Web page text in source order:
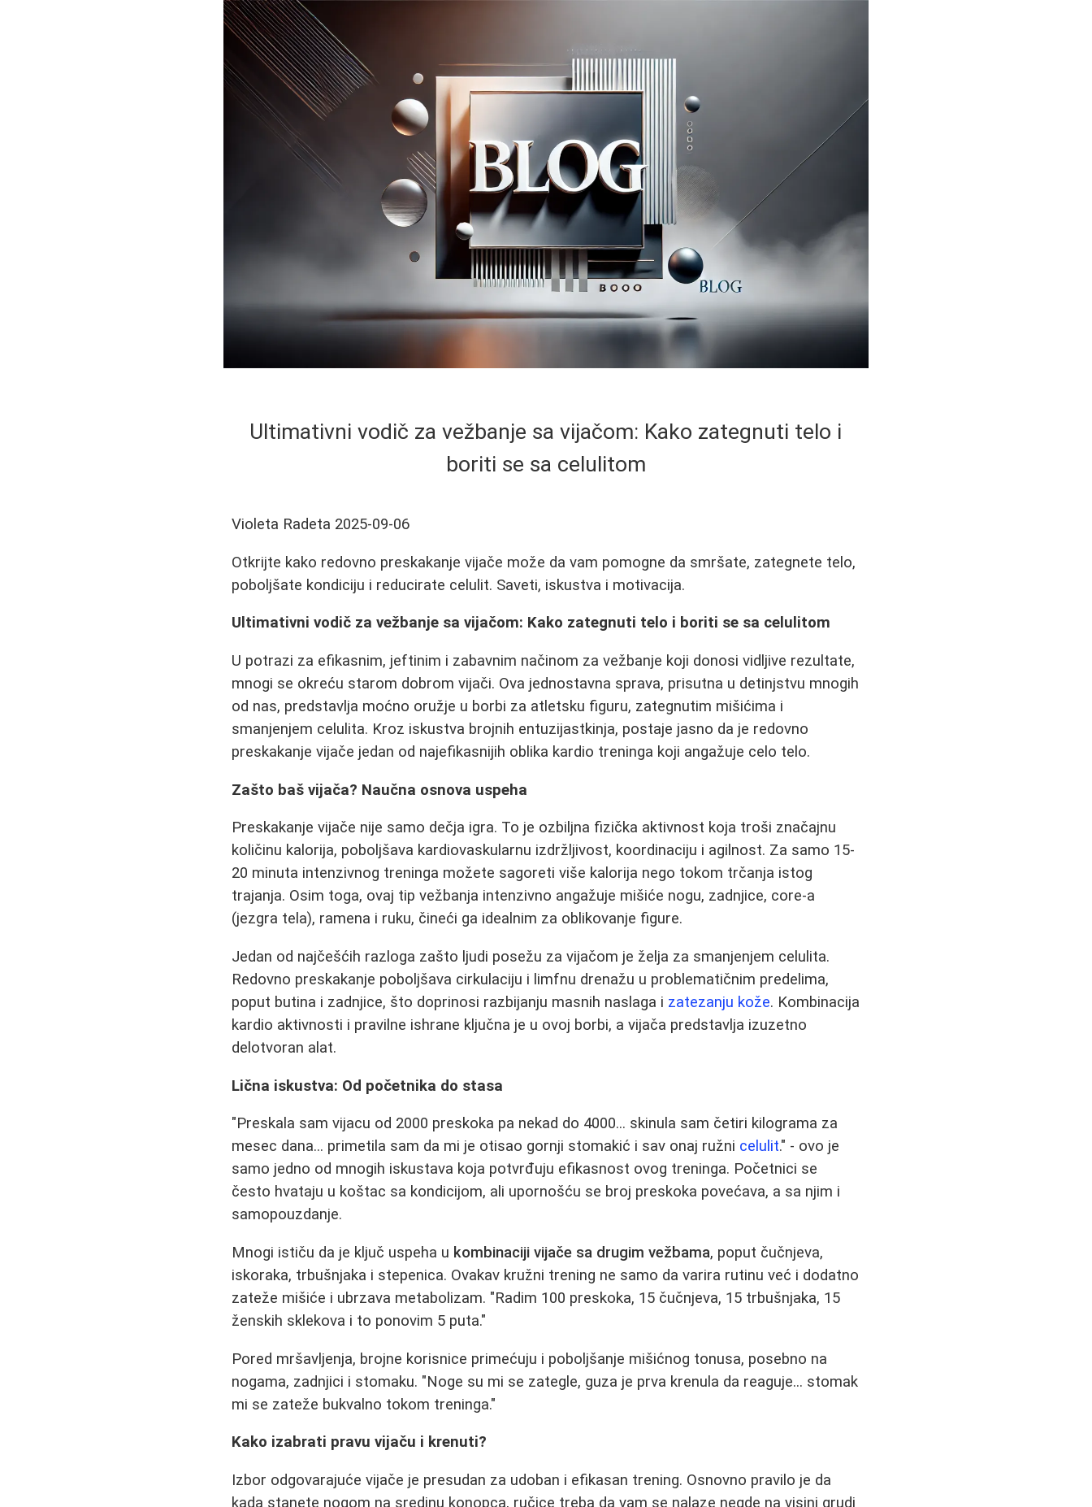
Ultimativni vodič za vežbanje sa vijačom: Kako zategnuti telo i
boriti se sa celulitom
Violeta Radeta 2025-09-06
Otkrijte kako redovno preskakanje vijače može da vam pomogne da smršate, zategnete telo,
poboljšate kondiciju i reducirate celulit. Saveti, iskustva i motivacija.
Ultimativni vodič za vežbanje sa vijačom: Kako zategnuti telo i boriti se sa celulitom
U potrazi za efikasnim, jeftinim i zabavnim načinom za vežbanje koji donosi vidljive rezultate,
mnogi se okreću starom dobrom vijači. Ova jednostavna sprava, prisutna u detinjstvu mnogih
od nas, predstavlja moćno oružje u borbi za atletsku figuru, zategnutim mišićima i
smanjenjem celulita. Kroz iskustva brojnih entuzijastkinja, postaje jasno da je redovno
preskakanje vijače jedan od najefikasnijih oblika kardio treninga koji angažuje celo telo.
Zašto baš vijača? Naučna osnova uspeha
Preskakanje vijače nije samo dečja igra. To je ozbiljna fizička aktivnost koja troši značajnu
količinu kalorija, poboljšava kardiovaskularnu izdržljivost, koordinaciju i agilnost. Za samo 15-
20 minuta intenzivnog treninga možete sagoreti više kalorija nego tokom trčanja istog
trajanja. Osim toga, ovaj tip vežbanja intenzivno angažuje mišiće nogu, zadnjice, core-a
(jezgra tela), ramena i ruku, čineći ga idealnim za oblikovanje figure.
Jedan od najčešćih razloga zašto ljudi posežu za vijačom je želja za smanjenjem celulita.
Redovno preskakanje poboljšava cirkulaciju i limfnu drenažu u problematičnim predelima,
poput butina i zadnjice, što doprinosi razbijanju masnih naslaga i zatezanju kože. Kombinacija
kardio aktivnosti i pravilne ishrane ključna je u ovoj borbi, a vijača predstavlja izuzetno
delotvoran alat.
Lična iskustva: Od početnika do stasa
"Preskala sam vijacu od 2000 preskoka pa nekad do 4000... skinula sam četiri kilograma za
mesec dana... primetila sam da mi je otisao gornji stomakić i sav onaj ružni celulit." - ovo je
samo jedno od mnogih iskustava koja potvrđuju efikasnost ovog treninga. Početnici se
često hvataju u koštac sa kondicijom, ali upornošću se broj preskoka povećava, a sa njim i
samopouzdanje.
Mnogi ističu da je ključ uspeha u kombinaciji vijače sa drugim vežbama, poput čučnjeva,
iskoraka, trbušnjaka i stepenica. Ovakav kružni trening ne samo da varira rutinu već i dodatno
zateže mišiće i ubrzava metabolizam. "Radim 100 preskoka, 15 čučnjeva, 15 trbušnjaka, 15
ženskih sklekova i to ponovim 5 puta."
Pored mršavljenja, brojne korisnice primećuju i poboljšanje mišićnog tonusa, posebno na
nogama, zadnjici i stomaku. "Noge su mi se zategle, guza je prva krenula da reaguje... stomak
mi se zateže bukvalno tokom treninga."
Kako izabrati pravu vijaču i krenuti?
Izbor odgovarajuće vijače je presudan za udoban i efikasan trening. Osnovno pravilo je da
kada stanete nogom na sredinu konopca, ručice treba da vam se nalaze negde na visini grudi